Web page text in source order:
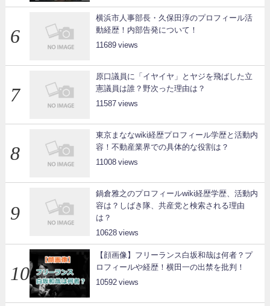
横浜市人事部長・久保田淳のプロフィール活
動経歴！内部告発について！
11689
原口議員に「イヤイヤ」とヤジを飛ばした立
憲議員は誰？野次った理由は？
11587
東京まななwiki経歴プロフィール学歴と活動内
容！不動産業界での具体的な役割は？
11008
鍋倉雅之のプロフィールwiki経歴学歴、活動内
容は？しばき隊、共産党と検索される理由
は？
10628
【顔画像】フリーランス白坂和哉は何者？プ
ロフィールや経歴！横田一の出禁を批判！
10592